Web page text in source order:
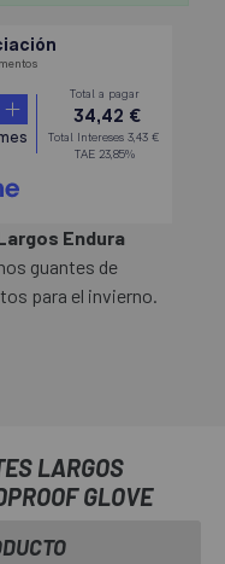
Endura
guantes de
para el invierno.
LARGOS
GLOVE